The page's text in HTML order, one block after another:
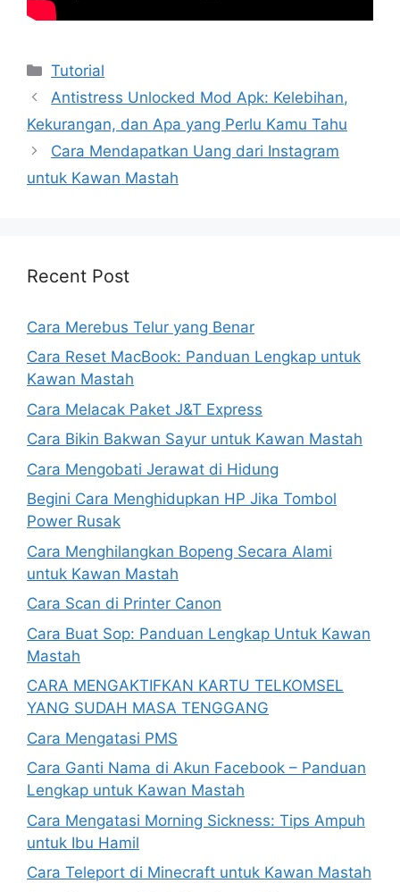
Kategori
Tutorial
Antistress Unlocked Mod Apk: Kelebihan,
Kekurangan, dan Apa yang Perlu Kamu Tahu
Cara Mendapatkan Uang dari Instagram
untuk Kawan Mastah
Recent Post
Cara Merebus Telur yang Benar
Cara Reset MacBook: Panduan Lengkap untuk
Kawan Mastah
Cara Melacak Paket J&T Express
Cara Bikin Bakwan Sayur untuk Kawan Mastah
Cara Mengobati Jerawat di Hidung
Begini Cara Menghidupkan HP Jika Tombol
Power Rusak
Cara Menghilangkan Bopeng Secara Alami
untuk Kawan Mastah
Cara Scan di Printer Canon
Cara Buat Sop: Panduan Lengkap Untuk Kawan
Mastah
CARA MENGAKTIFKAN KARTU TELKOMSEL
YANG SUDAH MASA TENGGANG
Cara Mengatasi PMS
Cara Ganti Nama di Akun Facebook – Panduan
Lengkap untuk Kawan Mastah
Cara Mengatasi Morning Sickness: Tips Ampuh
untuk Ibu Hamil
Cara Teleport di Minecraft untuk Kawan Mastah